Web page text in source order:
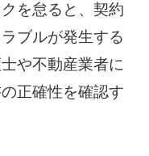
を怠ると、契約
ブルが発生する
や不動産業者に
正確性を確認す